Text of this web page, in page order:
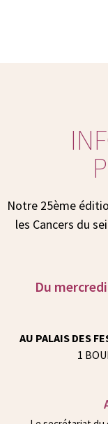
Notre 25ème
les Cancers du
Du
AU PALAIS DES
1